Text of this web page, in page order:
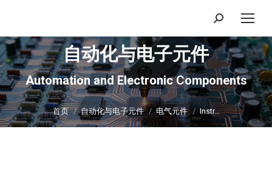
搜
索：
自动化与电子元件
Automation and Electronic Components
你在这里：
首页 自动化与电子元件 电气元件 Instr…